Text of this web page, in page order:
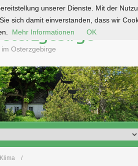
Osterzgebirge
unserer Dienste. Mit der
sich damit einverstanden, dass wir
Mehr Informationen OK